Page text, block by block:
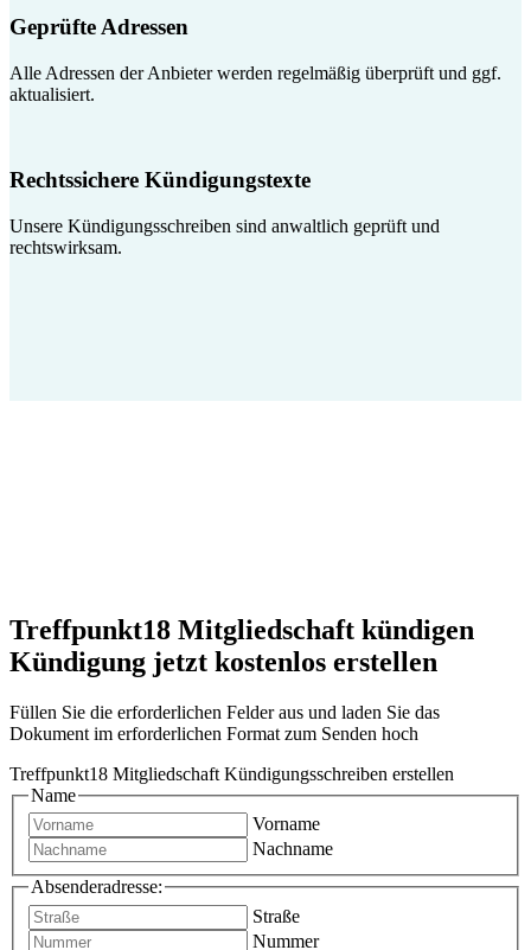
Geprüfte Adressen
Alle Adressen der Anbieter werden regelmäßig überprüft und ggf.
aktualisiert.
Rechtssichere Kündigungstexte
Unsere Kündigungsschreiben sind anwaltlich geprüft und
rechtswirksam.
Treffpunkt18 Mitgliedschaft kündigen
Kündigung jetzt kostenlos erstellen
Füllen Sie die erforderlichen Felder aus und laden Sie das
Dokument im erforderlichen Format zum Senden hoch
Treffpunkt18 Mitgliedschaft Kündigungsschreiben erstellen
Name
Vorname
Nachname
Absenderadresse:
Straße
Nummer